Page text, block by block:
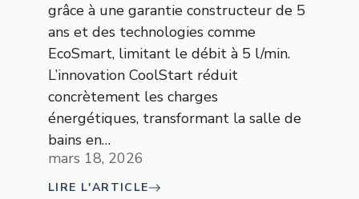
grâce à une garantie constructeur de 5
ans et des technologies comme
EcoSmart, limitant le débit à 5 l/min.
L’innovation CoolStart réduit
concrètement les charges
énergétiques, transformant la salle de
bains en…
mars 18, 2026
LIRE L'ARTICLE